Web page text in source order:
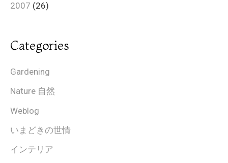
2007 (26)
Categories
Gardening
Nature 自然
Weblog
いまどきの世情
インテリア